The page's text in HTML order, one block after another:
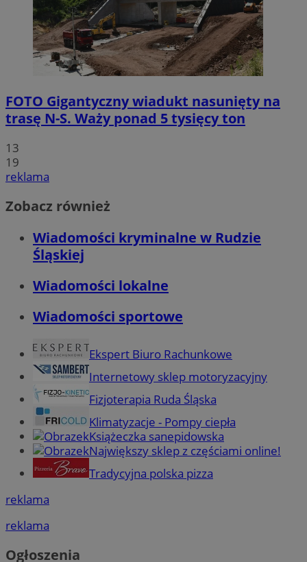
FOTO Gigantyczny wiadukt nasunięty na
trasę N-S. Waży ponad 5 tysięcy ton
13
19
reklama
Zobacz również
Wiadomości kryminalne w Rudzie
Śląskiej
Wiadomości lokalne
Wiadomości sportowe
Ekspert Biuro Rachunkowe
Internetowy sklep motoryzacyjny
Fizjoterapia Ruda Śląska
Klimatyzacje - Pompy ciepła
Książeczka sanepidowska
Największy sklep z częściami online!
Tradycyjna polska pizza
reklama
reklama
Ogłoszenia